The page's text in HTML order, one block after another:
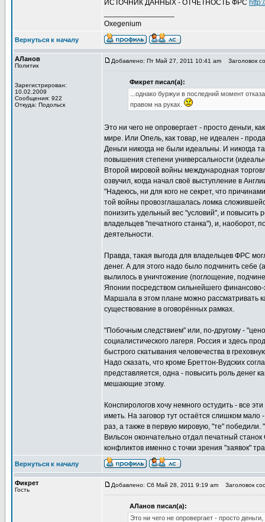
ИСТОЧНИК ДАННЫХ - ОТЧЕТНОСТЬ ФРС
Oxegenium
Вернуться к началу
АЛанов
Политик
Зарегистрирован:
10.02.2009
Сообщения: 922
Откуда: Подольск
Добавлено: Пт Май 27, 2011 10:41 am Заголовок
Фикрет писал(а):
...однако буржуи в последний момент
правом на руках.
Это ни чего не опровергает - просто деньги,
мире. Или Опель, как товар, не идеален -
Деньги никогда не были идеальны. И никогда
повышения степени универсальности
Второй мировой войны международная
озвучил, когда начал своё выступление в
"Надеюсь, ни для кого не секрет, что
той войны провозглашалась ломка
понизить удельный вес "условий", и повысить
владельцев "печатного станка"), и, наоборот,
деятельности.
Правда, такая выгода для владельцев ФРС
денег. А для этого надо было подчинить себе
вылилось в уничтожение (поглощение,
Японии посредством сильнейшего
Маршала в этом плане можно рассматривать
существование в оговорённых рамках.
"Побочным следствием" или, по-другому -
социалистического лагеря. Россия и здесь
быстрого скатывания человечества в
Надо сказать, что кроме Бреттон-Вудских
представляется, одна - повысить роль денег
мешающие этому.
Конспирологов хочу немного остудить - все
иметь. На заговор тут остаётся слишком
раз, а также в первую мировую, "те" победили.
Вильсон окончательно отдал печатный
конфликтов именно с точки зрения "заявок"
Вернуться к началу
Фикрет
Гость
Добавлено: Сб Май 28, 2011 9:19 am Заголовок
АЛанов писал(а):
Это ни чего не опровергает - просто